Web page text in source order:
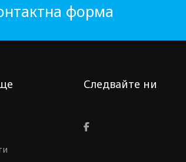
форма
Следвайте ни